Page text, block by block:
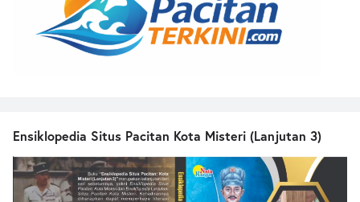
Ensiklopedia Situs Pacitan Kota Misteri (Lanjutan 3)